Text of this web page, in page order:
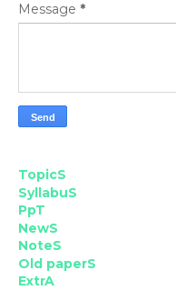
Message *
TopicS
SyllabuS
PpT
NewS
NoteS
Old paperS
ExtrA